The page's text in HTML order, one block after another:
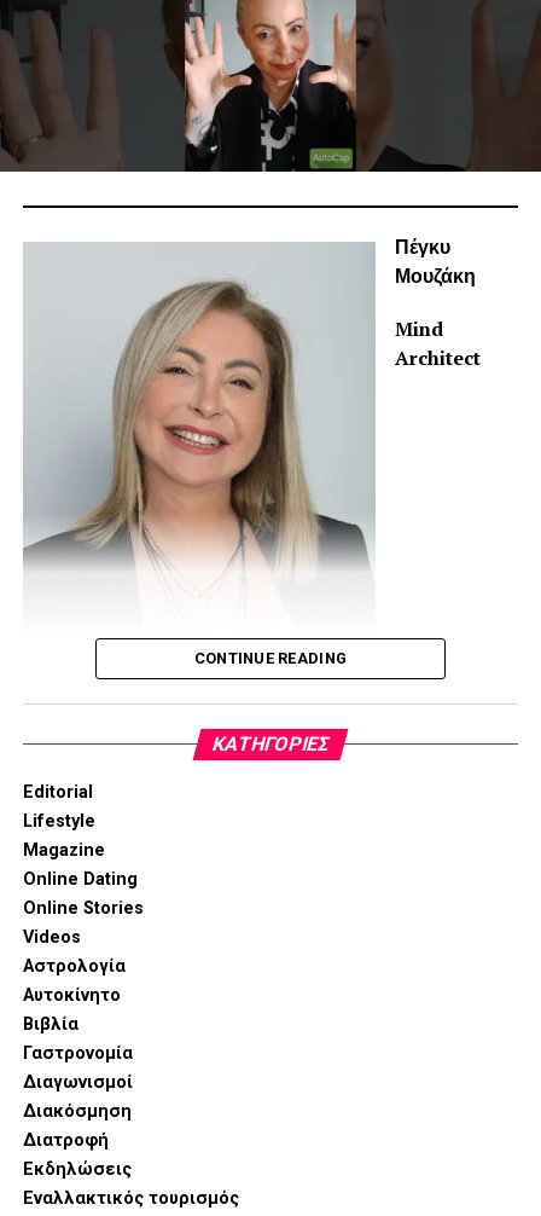
Πέγκυ
Μουζάκη
Mind
Architect
www.peggymouzaki.com
peg.mouzaki@gmail.com
CONTINUE READING
KΑΤΗΓΟΡΊΕΣ
Editorial
Lifestyle
Magazine
Online Dating
Online Stories
Videos
Αστρολογία
Αυτοκίνητο
Βιβλία
Γαστρονομία
Διαγωνισμοί
Διακόσμηση
Διατροφή
Εκδηλώσεις
Εναλλακτικός τουρισμός